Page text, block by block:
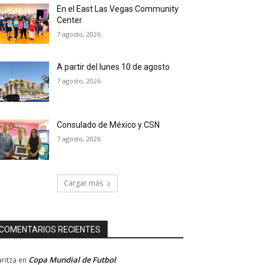
En el East Las Vegas Community
Center
7 agosto, 2026
A partir del lunes 10 de agosto
7 agosto, 2026
Consulado de México y CSN
7 agosto, 2026
Cargar más
RECIENTES
en Copa Mundial de Futbol